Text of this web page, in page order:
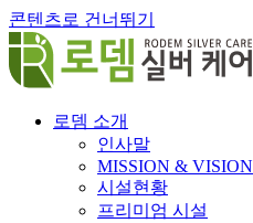
콘텐츠로 건너뛰기
로뎀 소개
인사말
MISSION & VISION
시설현황
프리미엄 시설